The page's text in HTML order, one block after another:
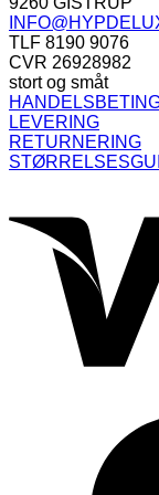
TLF 8190 9076
CVR 26928982
stort og småt
LEVERING
RETURNERING